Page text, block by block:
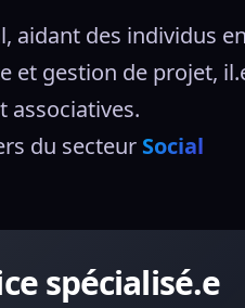
aidant des individus
et gestion de projet,
associatives.
du secteur Social
spécialisé.e